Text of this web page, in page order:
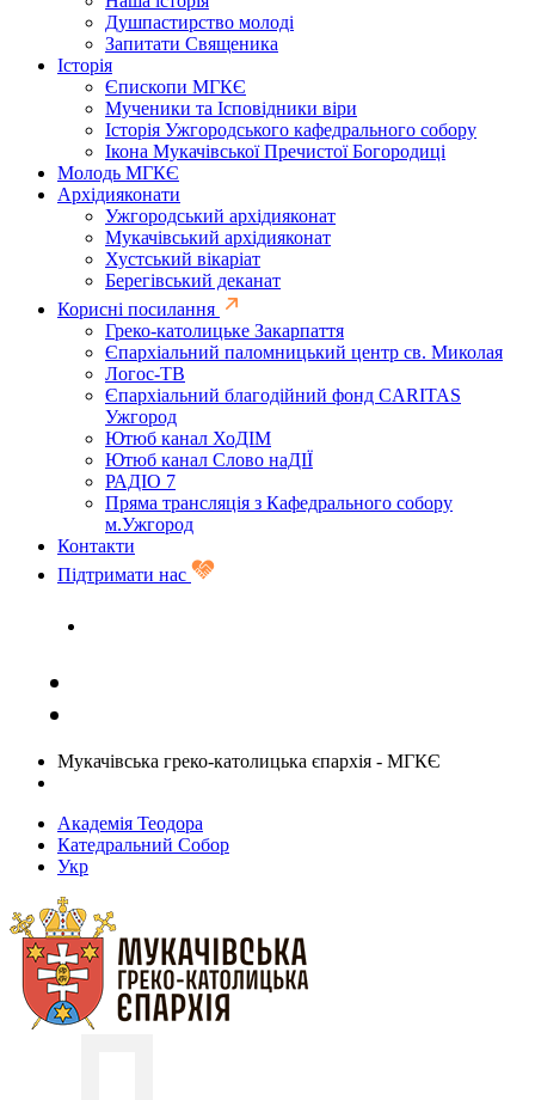
Душпастирство молоді
Запитати Священика
Історія
Єпископи МГКЄ
Мученики та Ісповідники віри
Історія Ужгородського кафедрального собору
Ікона Мукачівської Пречистої Богородиці
Молодь МГКЄ
Архідияконати
Ужгородський архідияконат
Мукачівський архідияконат
Хустський вікаріат
Берегівський деканат
Корисні посилання
Греко-католицьке Закарпаття
Єпархіальний паломницький центр св. Миколая
Логос-ТВ
Єпархіальний благодійний фонд CARITAS
Ужгород
Ютюб канал ХоДІМ
Ютюб канал Слово наДІЇ
РАДІО 7
Пряма трансляція з Кафедрального собору
м.Ужгород
Контакти
Підтримати нас
Мукачівська греко-католицька єпархія - МГКЄ
Академія Теодора
Катедральний Собор
Укр